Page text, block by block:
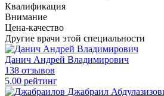
Квалификация
Внимание
Цена-качество
Другие врачи этой специальности
Данич Андрей Владимирович
138 отзывов
5.00 рейтинг